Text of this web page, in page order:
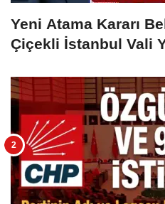
Yeni Atama Kararı
Çiçekli İstanbul Vali